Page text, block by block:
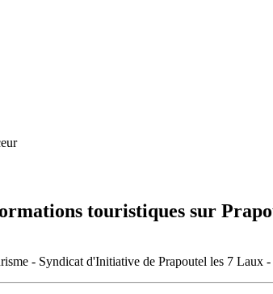
touristiques sur
- Syndicat d'Initiative de Prapoutel les 7 Laux